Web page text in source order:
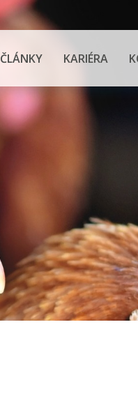
ČLÁNKY KARIÉRA